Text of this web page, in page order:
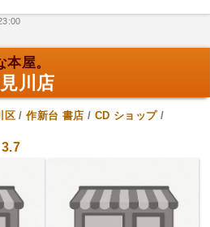
屋。
川店
区 /作新台 書店 / CD ショップ/
3.7